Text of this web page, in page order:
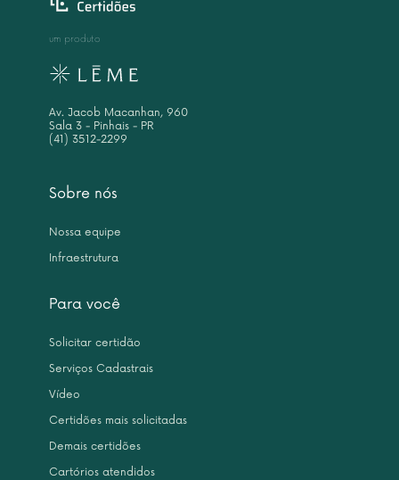
Sobre nós
Nossa equipe
Infraestrutura
Para você
Solicitar certidão
Serviços Cadastrais
Vídeo
Certidões mais solicitadas
Demais certidões
Cartórios atendidos
um produto
Av. Jacob Macanhan, 960
Sala 3 - Pinhais - PR
(41) 3512-2299